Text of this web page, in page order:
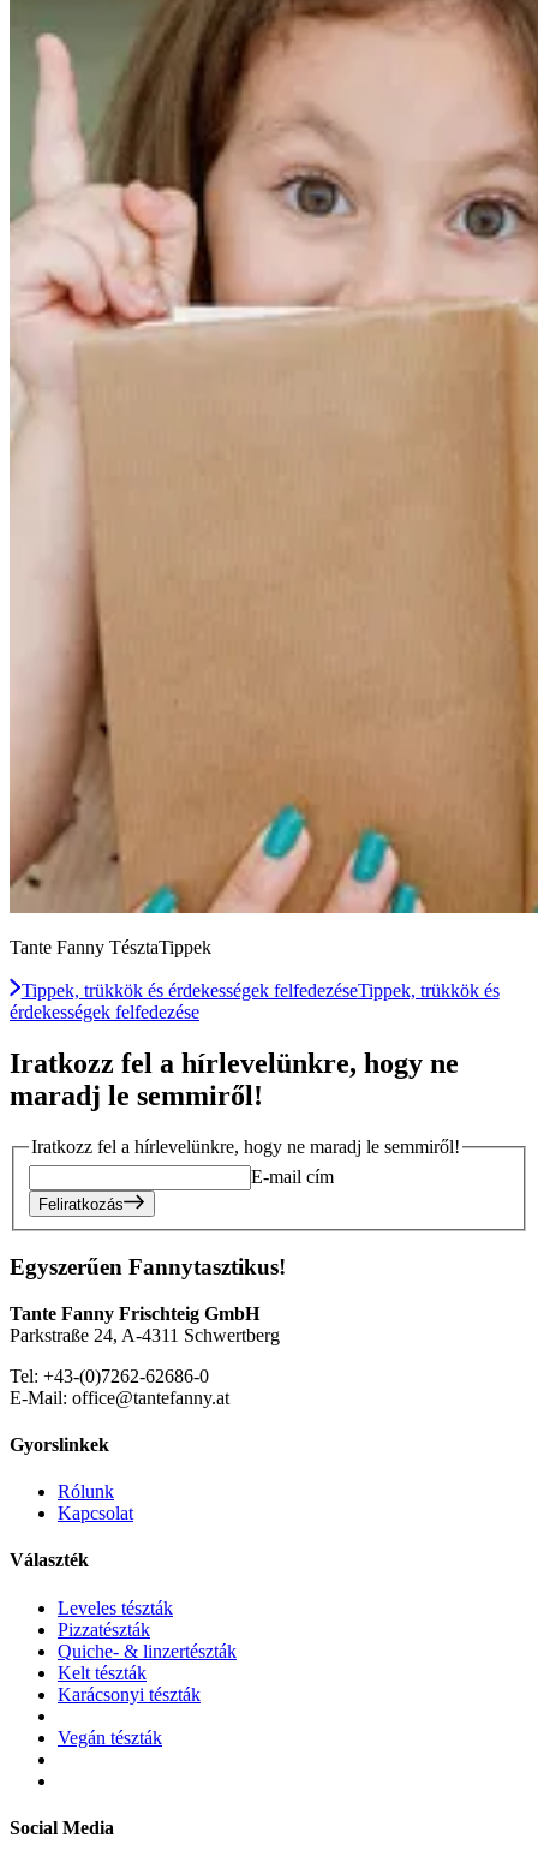
Tante Fanny TésztaTippek
Tippek, trükkök és érdekességek felfedezéseTippek, trükkök és
érdekességek felfedezése
Iratkozz fel a hírlevelünkre, hogy ne
maradj le semmiről!
Iratkozz fel a hírlevelünkre, hogy ne maradj le semmiről!
E-mail cím
Feliratkozás
Egyszerűen Fannytasztikus!
Tante Fanny Frischteig GmbH
Parkstraße 24, A-4311 Schwertberg
Tel: +43-(0)7262-62686-0
E-Mail: office@tantefanny.at
Gyorslinkek
Rólunk
Kapcsolat
Választék
Leveles tészták
Pizzatészták
Quiche- & linzertészták
Kelt tészták
Karácsonyi tészták
Vegán tészták
Social Media